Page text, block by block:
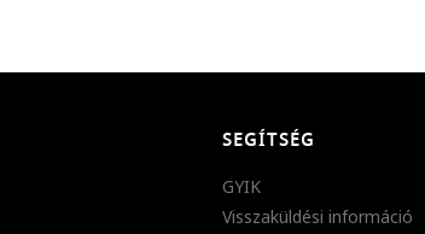
SEGÍTSÉG
GYIK
Visszaküldési információ